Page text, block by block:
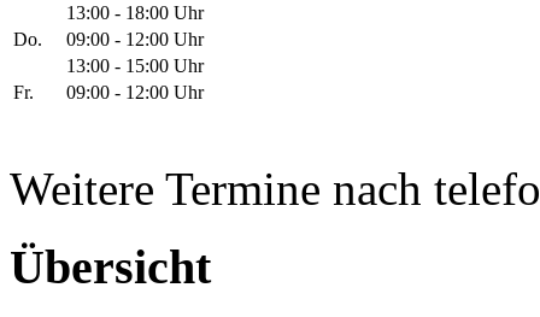
13:00 - 18:00 Uhr
Do.
09:00 - 12:00 Uhr
13:00 - 15:00 Uhr
Fr.
09:00 - 12:00 Uhr
Weitere Termine nach
Übersicht